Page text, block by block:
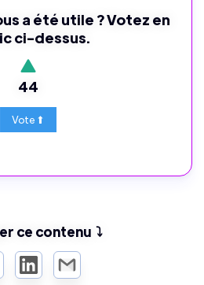
a été utile ? Votez en
ci-dessus.
44
ce contenu ⤵️
LinkedInEmail